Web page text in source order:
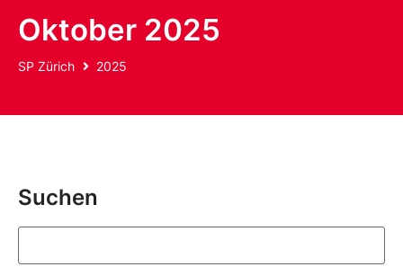
Oktober 2025
SP Zürich 2025
Suchen